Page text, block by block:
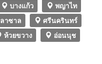
บางแก้ว
พญาไท
ลาซาล
ศรีนครินทร์
ห้วยขวาง
อ่อนนุช